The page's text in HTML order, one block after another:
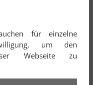
für einzelne
um den
Webseite zu